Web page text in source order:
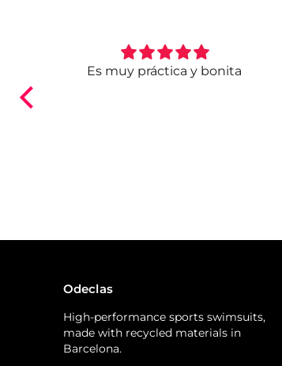
Es muy práctica y bonita
Odeclas
High-performance sports swimsuits,
made with recycled materials in
Barcelona.